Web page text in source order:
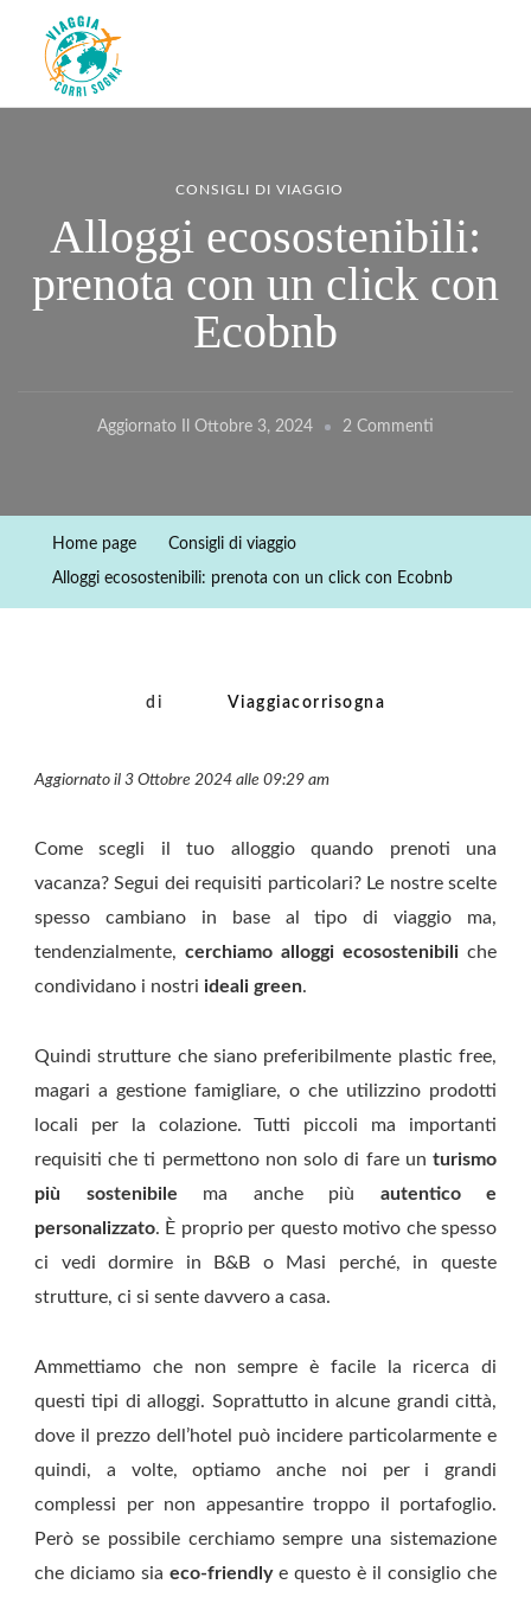
Viaggiacorrisogna – Blog di
viaggi e running
Viaggi zaino in spalla e corse in giro per il mondo
CONSIGLI DI VIAGGIO
Alloggi ecosostenibili:
prenota con un click con
Ecobnb
Aggiornato Il Ottobre 3, 2024 2 Commenti
Home page Consigli di viaggio
Alloggi ecosostenibili: prenota con un click con Ecobnb
di Viaggiacorrisogna
Aggiornato il 3 Ottobre 2024 alle 09:29 am
Come scegli il tuo alloggio quando prenoti una
vacanza? Segui dei requisiti particolari? Le nostre scelte
spesso cambiano in base al tipo di viaggio ma,
tendenzialmente, cerchiamo alloggi ecosostenibili che
condividano i nostri ideali green.
Quindi strutture che siano preferibilmente plastic free,
magari a gestione famigliare, o che utilizzino prodotti
locali per la colazione. Tutti piccoli ma importanti
requisiti che ti permettono non solo di fare un turismo
più sostenibile ma anche più autentico e
personalizzato. È proprio per questo motivo che spesso
ci vedi dormire in B&B o Masi perché, in queste
strutture, ci si sente davvero a casa.
Ammettiamo che non sempre è facile la ricerca di
questi tipi di alloggi. Soprattutto in alcune grandi città,
dove il prezzo dell’hotel può incidere particolarmente e
quindi, a volte, optiamo anche noi per i grandi
complessi per non appesantire troppo il portafoglio.
Però se possibile cerchiamo sempre una sistemazione
che diciamo sia eco-friendlye questo è il consiglio che